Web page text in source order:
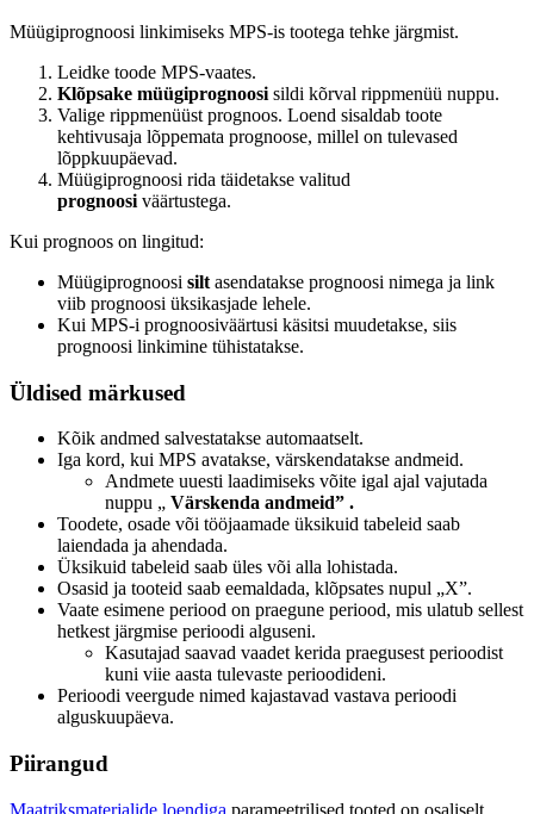
Müügiprognoosi linkimiseks MPS-is tootega tehke järgmist.
Leidke toode MPS-vaates.
Klõpsake müügiprognoosi sildi kõrval rippmenüü nuppu.
Valige rippmenüüst prognoos. Loend sisaldab toote
kehtivusaja lõppemata prognoose, millel on tulevased
lõppkuupäevad.
Müügiprognoosi rida täidetakse valitud
prognoosi väärtustega.
Kui prognoos on lingitud:
Müügiprognoosi silt asendatakse prognoosi nimega ja link
viib prognoosi üksikasjade lehele.
Kui MPS-i prognoosiväärtusi käsitsi muudetakse, siis
prognoosi linkimine tühistatakse.
Üldised märkused
Kõik andmed salvestatakse automaatselt.
Iga kord, kui MPS avatakse, värskendatakse andmeid.
Andmete uuesti laadimiseks võite igal ajal vajutada
nuppu „ Värskenda andmeid” .
Toodete, osade või tööjaamade üksikuid tabeleid saab
laiendada ja ahendada.
Üksikuid tabeleid saab üles või alla lohistada.
Osasid ja tooteid saab eemaldada, klõpsates nupul „X”.
Vaate esimene periood on praegune periood, mis ulatub sellest
hetkest järgmise perioodi alguseni.
Kasutajad saavad vaadet kerida praegusest perioodist
kuni viie aasta tulevaste perioodideni.
Perioodi veergude nimed kajastavad vastava perioodi
alguskuupäeva.
Piirangud
Maatriksmaterjalide loendiga parameetrilised tooted on osaliselt